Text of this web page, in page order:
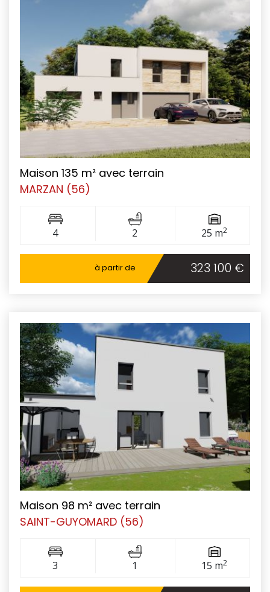
Maison 135 m² avec terrain
MARZAN (56)
4 2 25 m2
à partir de 323 100 €
Maison 98 m² avec terrain
SAINT-GUYOMARD (56)
3 1 15 m2